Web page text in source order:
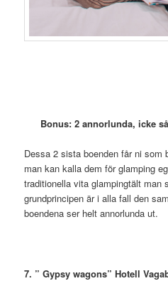
Bonus: 2 annorlunda, icke
Dessa 2 sista boenden får ni som
man kan kalla dem för glamping
traditionella vita glampingtält man
grundprincipen är i alla fall den
boendena ser helt annorlunda ut.
7. ” Gypsy wagons” Hotell